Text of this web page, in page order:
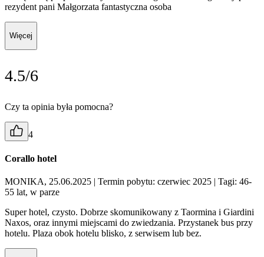
rezydent pani Małgorzata fantastyczna osoba
Więcej
4.5/6
Czy ta opinia była pomocna?
4
Corallo hotel
MONIKA, 25.06.2025 | Termin pobytu: czerwiec 2025 | Tagi: 46-
55 lat, w parze
Super hotel, czysto. Dobrze skomunikowany z Taormina i Giardini
Naxos, oraz innymi miejscami do zwiedzania. Przystanek bus przy
hotelu. Plaza obok hotelu blisko, z serwisem lub bez.